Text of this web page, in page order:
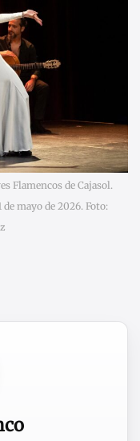
Flamencos de Cajasol.
mayo de 2026. Foto: